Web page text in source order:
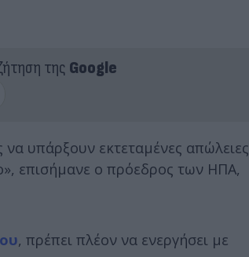
της Google
υπάρξουν εκτεταμένες απώλειες
επισήμανε ο πρόεδρος των ΗΠΑ,
, πρέπει πλέον να ενεργήσει με